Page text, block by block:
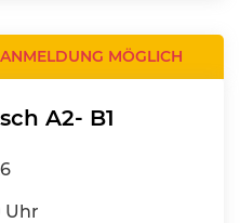
MÖGLICH
A2- B1
Uhr